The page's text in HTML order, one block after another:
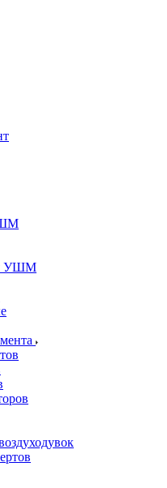
УШМ